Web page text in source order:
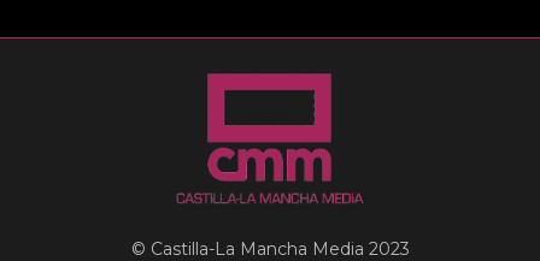
© Castilla-La Mancha Media 2023